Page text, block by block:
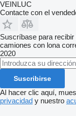
VEINLUC
Contacte con el
Suscríbase para
camiones con lona
2020
Suscribirse
Al hacer clic aquí,
privacidad y nuestro